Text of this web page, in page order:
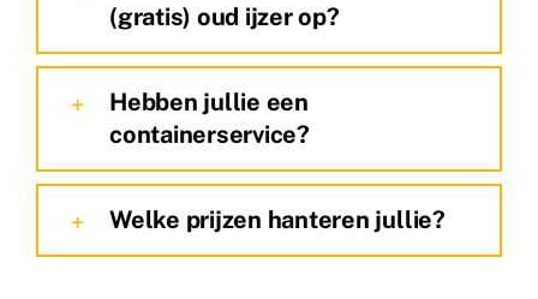
(gratis) oud ijzer op?
Hebben jullie een
containerservice?
Welke prijzen hanteren jullie?